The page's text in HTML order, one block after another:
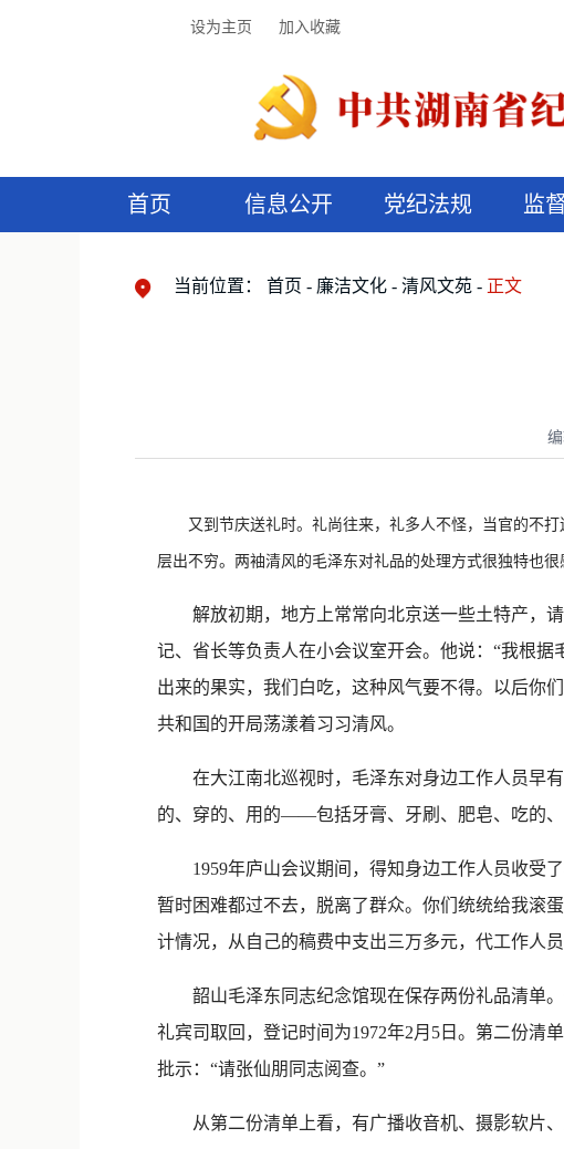
设为主页 加入收藏
首页 信息公开 党纪法规 监
当前位置： 首页 廉洁文化 清风文苑 正文
又到节庆送礼时。礼尚往来，礼多人不怪，当官的不打
层出不穷。两袖清风的毛泽东对礼品的处理方式很独特也
解放初期，地方上常常向北京送一些土特产，请
记、省长等负责人在小会议室开会。他说：“我根
出来的果实，我们白吃，这种风气要不得。以后你
共和国的开局荡漾着习习清风。
在大江南北巡视时，毛泽东对身边工作人员早有
的、穿的、用的——包括牙膏、牙刷、肥皂、吃的、
1959年庐山会议期间，得知身边工作人员收受了
暂时困难都过不去，脱离了群众。你们统统给我
计情况，从自己的稿费中支出三万多元，代工作人
韶山毛泽东同志纪念馆现在保存两份礼品清单。
礼宾司取回，登记时间为1972年2月5日。第二份清
批示：“请张仙朋同志阅查。”
从第二份清单上看，有广播收音机、摄影软片、